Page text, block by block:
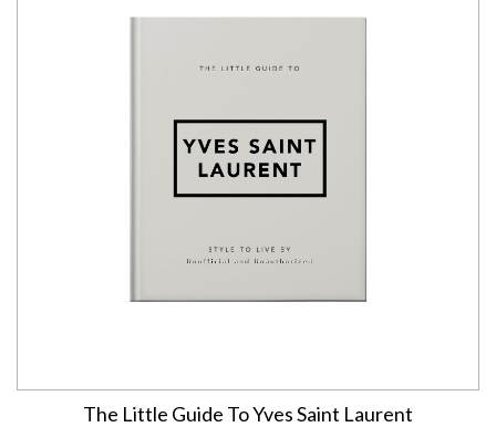
The Little Guide To Yves Saint Laurent